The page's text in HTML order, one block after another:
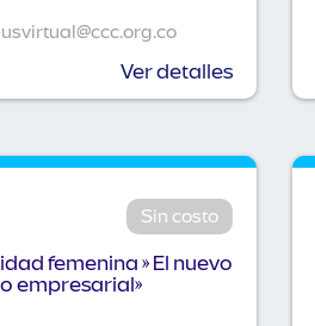
Ver detalles
Sin costo
femenina » El nuevo
empresarial»